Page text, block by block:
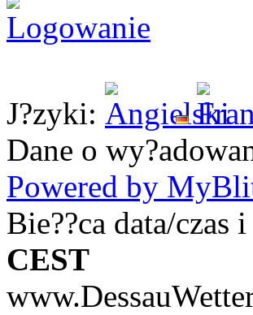
Logowanie
J?zyki:
Dane o
Powered by
Bie??ca data/czas
CEST